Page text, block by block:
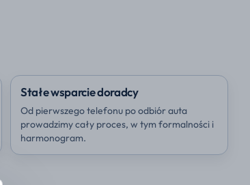
Stałe wsparcie doradcy
Od pierwszego telefonu po odbiór auta
prowadzimy cały proces, w tym formalności i
harmonogram.